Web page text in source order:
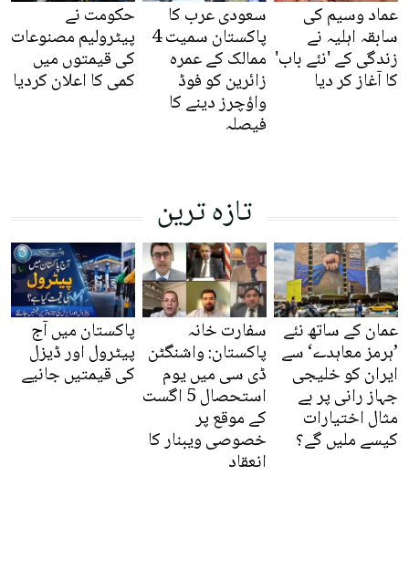
عماد وسیم کی
سابقہ اہلیہ نے
زندگی کے 'نئے باب'
کا آغاز کر دیا
سعودی عرب کا
پاکستان سمیت 4
ممالک کے عمرہ
زائرین کو فوڈ
واؤچرز دینے کا
فیصلہ
حکومت نے
پیٹرولیم مصنوعات
کی قیمتوں میں
کمی کا اعلان کردیا
تازہ ترین
عمان کے ساتھ نئے
’ہرمز معاہدے‘ سے
ایران کو خلیجی
جہاز رانی پر بے
مثال اختیارات
کیسے ملیں گے؟
سفارت خانہ
پاکستان: واشنگٹن
ڈی سی میں یوم
استحصال 5 اگست
کے موقع پر
خصوصی ویبنار کا
انعقاد
پاکستان میں آج
پیٹرول اور ڈیزل
کی قیمتیں جانیے